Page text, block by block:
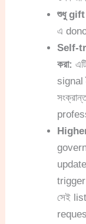
শুধু gift
এ
Self-
করা:
signal
trigger
সেই